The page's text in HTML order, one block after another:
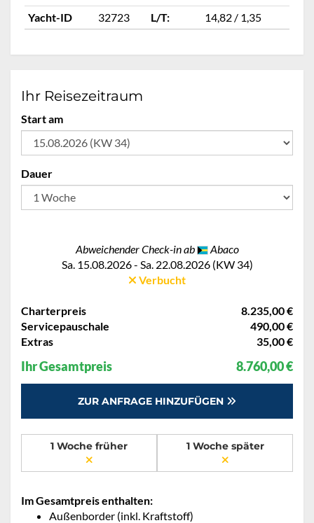
Yacht-ID
32723 L/T: 14,82 / 1,35
Ihr Reisezeitraum
Start am
Dauer
Abweichender Check-in ab
Abaco
Sa. 15.08.2026 - Sa. 22.08.2026 (KW 34)
Verbucht
Charterpreis
8.235,00 €
Servicepauschale
490,00 €
Extras
35,00 €
Ihr Gesamtpreis 8.760,00 €
ZUR ANFRAGE HINZUFÜGEN
1 Woche früher 1 Woche später
Im Gesamtpreis enthalten:
Außenborder (inkl. Kraftstoff)